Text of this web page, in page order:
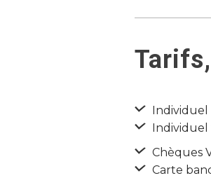
Individuel
Individuel
Chèques
Carte